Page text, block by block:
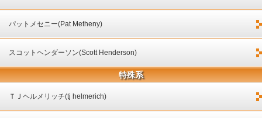
パットメセニー(Pat Metheny)
スコットヘンダーソン(Scott Henderson)
特殊系
ＴＪヘルメリッチ(tj helmerich)